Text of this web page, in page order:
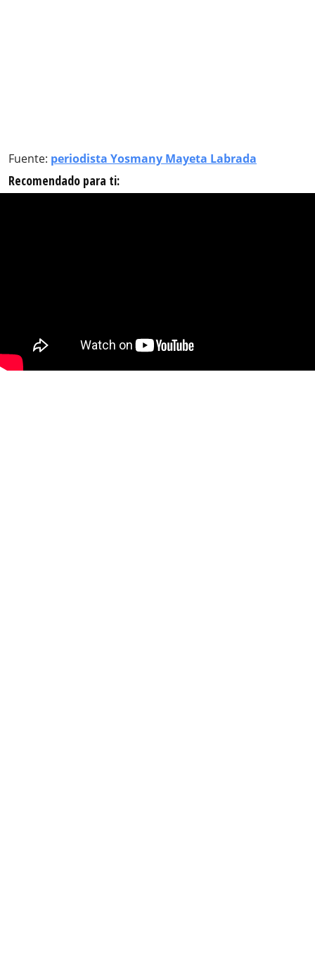
Fuente: periodista Yosmany Mayeta Labrada
Recomendado para ti: